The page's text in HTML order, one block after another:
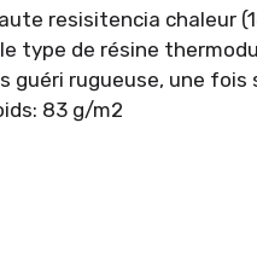
resisitencia chaleur
type de résine
rugueuse, une fois
83 g/m2